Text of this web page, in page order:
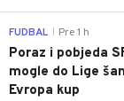
FUDBAL Pre 1 h
Poraz i pobjeda
mogle do Lige
Evropa kup